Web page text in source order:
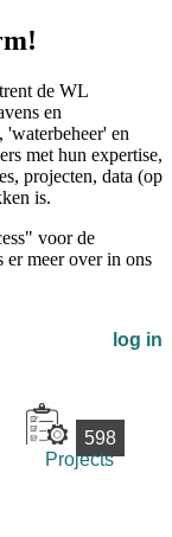
de WL
en
en
met hun expertise,
projecten, data (op
is.
voor de
er meer over in ons
log in
598
Projects